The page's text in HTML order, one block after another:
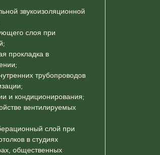
звукоизоляционной
слоя при
прокладка в
трубопроводов
и кондиционирования;
вентилируемых
слой при
в студиях
общественных